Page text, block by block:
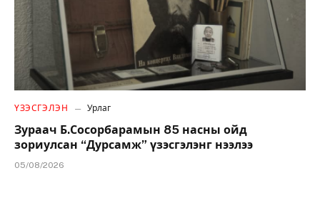
ҮЗЭСГЭЛЭН Урлаг
Зураач Б.Сосорбарамын 85 насны ойд
зориулсан “Дурсамж” үзэсгэлэнг нээлээ
05/08/2026